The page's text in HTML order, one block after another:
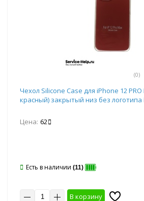
(0)
Чехол Silicone Case для iPhone 12
красный) закрытый низ без логотипа
Цена: 62
Есть в наличии (11)
В корзину